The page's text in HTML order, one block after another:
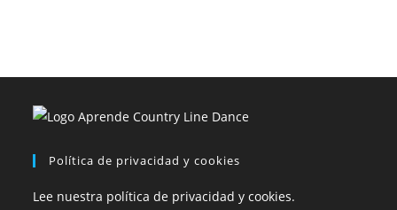
Política de privacidad y cookies
Lee nuestra política de privacidad y cookies.